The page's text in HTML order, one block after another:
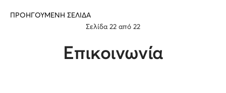
ΠΡΟΗΓΟΥΜΕΝΗ ΣΕΛΙΔΑ
Σελίδα 22 από 22
Επικοινωνία